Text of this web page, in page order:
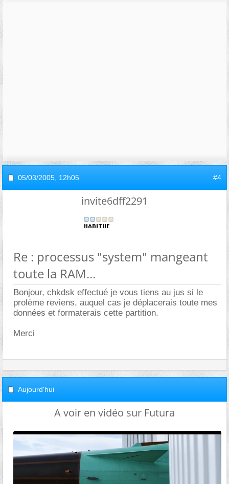
05/03/2005, 12h05 #4
invite6dff2291
Re : processus "system" mangeant
toute la RAM...
Bonjour, chkdsk effectué je vous tiens au jus si le
prolème reviens, auquel cas je déplacerais toute mes
données et formaterais cette partition.
Merci
Aujourd'hui
A voir en vidéo sur Futura